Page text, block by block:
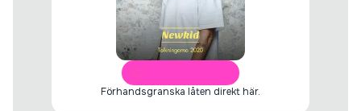
Förhandsgranska låten direkt här.